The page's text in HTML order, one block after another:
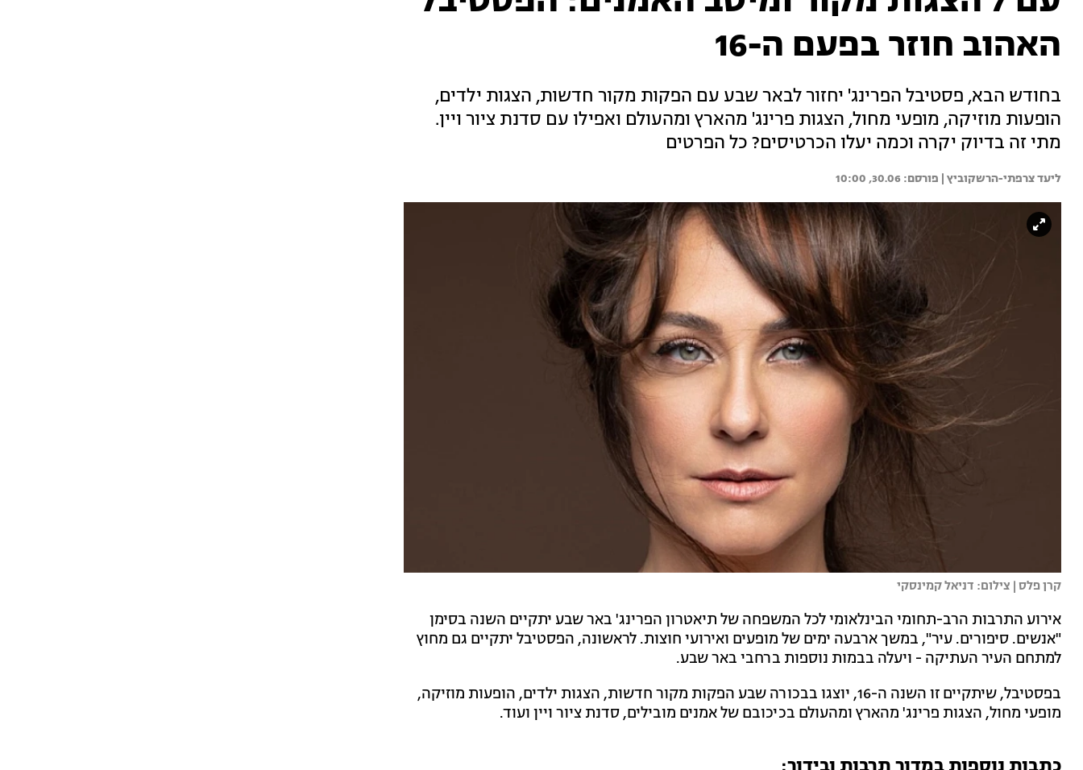
האהוב חוזר בפעם ה-16
בחודש הבא, פסטיבל הפרינג' יחזור לבאר שבע עם הפקות מקור חדשות, הצגות ילדים,
הופעות מוזיקה, מופעי מחול, הצגות פרינג' מהארץ ומהעולם ואפילו עם סדנת ציור ויין.
מתי זה בדיוק יקרה וכמה יעלו הכרטיסים? כל הפרטים
ליעד צרפתי-הרשקוביץ | 30.06, 10:00
קרן פלס | צילום: דניאל קמינסקי
אירוע התרבות הרב-תחומי הבינלאומי לכל המשפחה של תיאטרון הפרינג' באר שבע יתקיים השנה בסימן
"אנשים. סיפורים. עיר", במשך ארבעה ימים של מופעים ואירועי חוצות. לראשונה, הפסטיבל יתקיים גם מחוץ
למתחם העיר העתיקה - ויעלה בבמות נוספות ברחבי באר שבע.
בפסטיבל, שיתקיים זו השנה ה-16, יוצגו בבכורה שבע הפקות מקור חדשות, הצגות ילדים, הופעות מוזיקה,
מופעי מחול, הצגות פרינג' מהארץ ומהעולם בכיכובם של אמנים מובילים, סדנת ציור ויין ועוד.